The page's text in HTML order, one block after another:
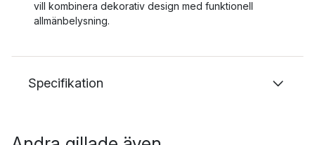
vill kombinera dekorativ design med funktionell
allmänbelysning.
Specifikation